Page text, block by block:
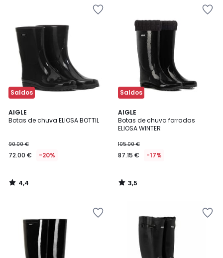
Saldos
AIGLE
Botas de chuva ELIOSA BOTTIL
90.00 €
72.00 € -20%
4,4
/ 5
4,4
/
Saldos
AIGLE
Botas de chuva forradas
ELIOSA WINTER
105.00 €
87.15 € -17%
3,5
/ 5
3,5
/